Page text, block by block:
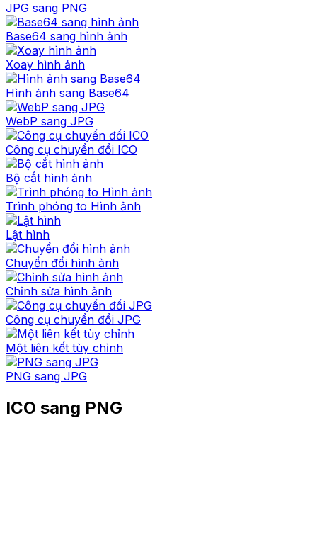
JPG sang PNG
Base64 sang hình ảnh
Xoay hình ảnh
Hình ảnh sang Base64
WebP sang JPG
Công cụ chuyển đổi ICO
Bộ cắt hình ảnh
Trình phóng to Hình ảnh
Lật hình
Chuyển đổi hình ảnh
Chỉnh sửa hình ảnh
Công cụ chuyển đổi JPG
Một liên kết tùy chỉnh
PNG sang JPG
ICO sang PNG